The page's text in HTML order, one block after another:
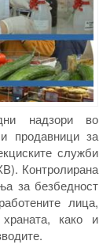
надзори во
продавници за
служби
Контролирана
за безбедност
лица,
како и